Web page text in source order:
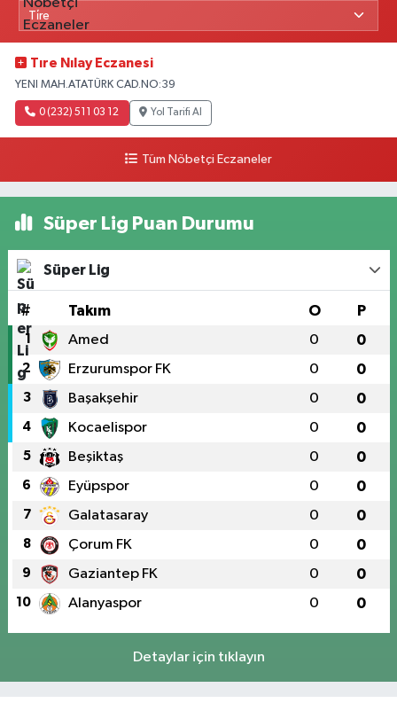
Tıre Nılay Eczanesi
YENI MAH.ATATÜRK CAD.NO:39
0 (232) 511 03 12 Yol Tarifi Al
Tüm Nöbetçi Eczaneler
Süper Lig Puan Durumu
Süper Lig
# Takım O P
1 Amed 0 0
2 Erzurumspor FK 0 0
3 Başakşehir 0 0
4 Kocaelispor 0 0
5 Beşiktaş 0 0
6 Eyüpspor 0 0
7 Galatasaray 0 0
8 Çorum FK 0 0
9 Gaziantep FK 0 0
10 Alanyaspor 0 0
Detaylar için tıklayın